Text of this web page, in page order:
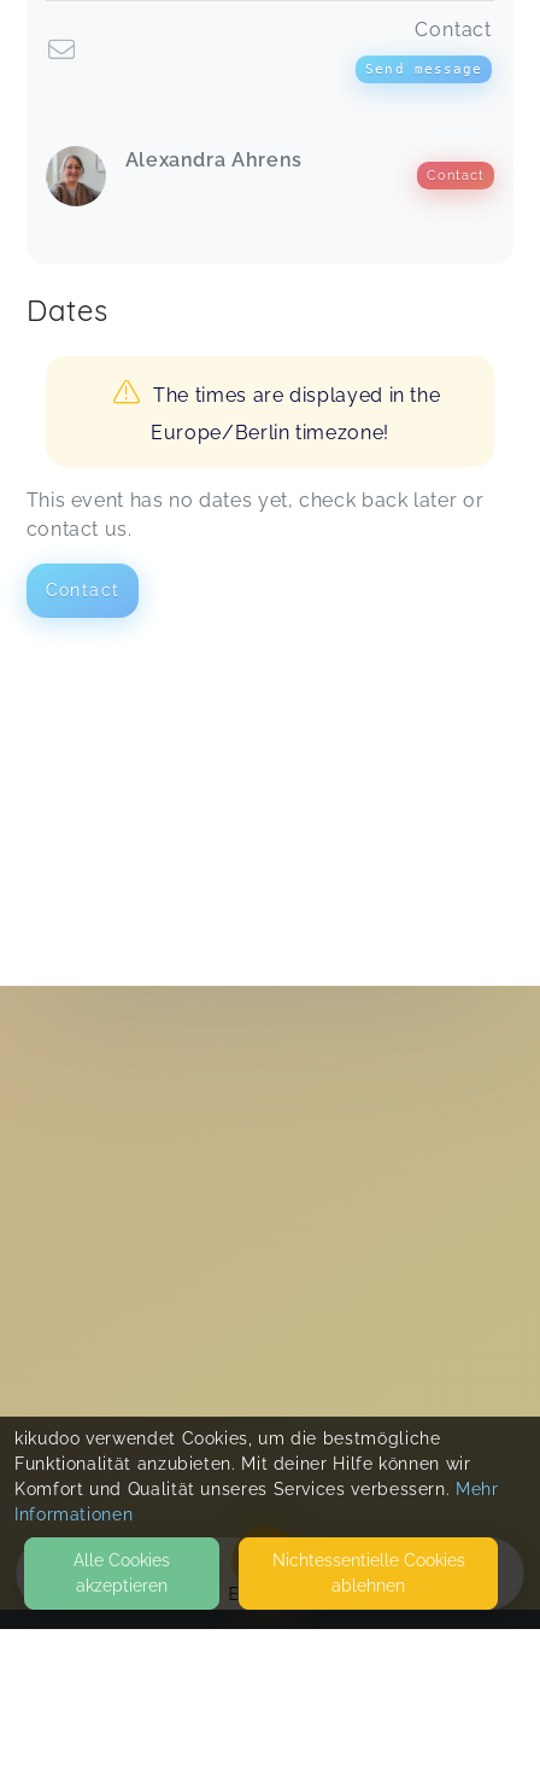
EVENTS
Contact
Send message
Alexandra Ahrens
Contact
Dates
The times are displayed in the
Europe/Berlin timezone!
This event has no dates yet, check back later or
contact us.
Contact
kikudoo verwendet Cookies, um die bestmögliche
Funktionalität anzubieten. Mit deiner Hilfe können wir
Komfort und Qualität unseres Services verbessern. Mehr
Informationen
Alle Cookies
akzeptieren
Nicht­essentielle Cookies
ablehnen